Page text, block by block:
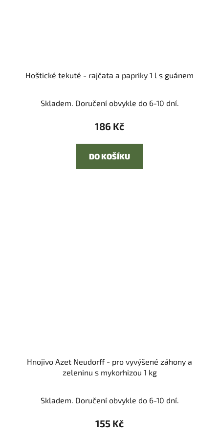
Hoštické tekuté - rajčata a papriky 1 l s guánem
Skladem. Doručení obvykle do 6-10 dní.
186 Kč
DO KOŠÍKU
Hnojivo Azet Neudorff - pro vyvýšené záhony a
zeleninu s mykorhizou 1 kg
Skladem. Doručení obvykle do 6-10 dní.
155 Kč